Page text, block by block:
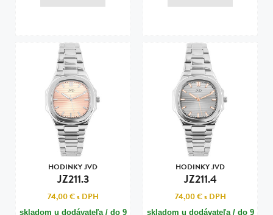
Posledná aktualizácia dnes o 17:00 Posledná aktualizácia dnes o 17:00
HODINKY JVD
JZ211.3
74,00 €s DPH
skladom u dodávateľa / do 9
HODINKY JVD
JZ211.4
74,00 €s DPH
skladom u dodávateľa / do 9